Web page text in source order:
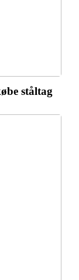
ståltag